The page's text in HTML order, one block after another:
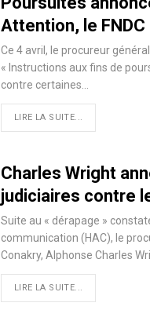
Attention, le
Ce 4 avril, le procureur
« Instructions aux fins de
contre certaines…
LIRE LA SUITE...
Charles Wright
judiciaires contre
Suite au « dérapage »
communication (HAC), le
Conakry, Alphonse Charles
LIRE LA SUITE...